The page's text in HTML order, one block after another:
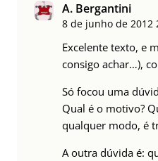
A. Bergantini
8 de junho de 2012
Excelente texto, e
consigo achar…),
Só focou uma
Qual é o motivo?
qualquer modo, é
A outra dúvida é: